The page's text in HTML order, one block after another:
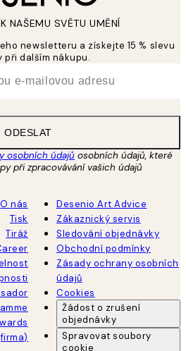
NAŠEMU SVĚTU UMĚNÍ
newsletteru a získejte 15 % slevu
při dalším nákupu.
ODESLAT
osobních údajů osobních údajů, které
při zpracovávání vašich údajů
O nás
Tisk
Tiráž
Desenio Art Advice
Zákaznický servis
Sledování objednávky
Obchodní podmínky
Zásady ochrany osobních
údajů
Cookies
Žádost o zrušení
objednávky
Spravovat soubory
cookie